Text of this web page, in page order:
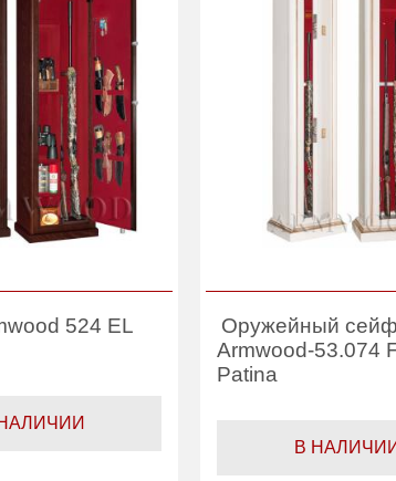
524 EL
Оружейный сейф
Armwood-53.074
Patina
В НАЛИЧИИ